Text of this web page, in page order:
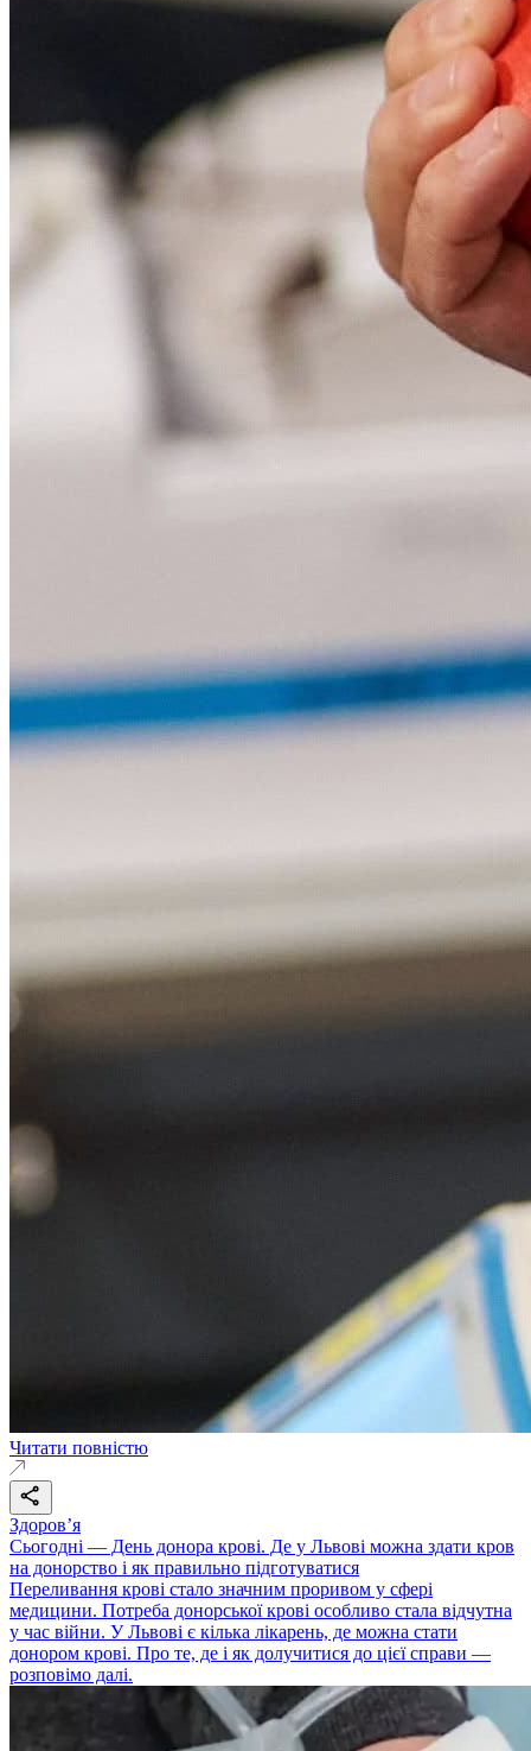
Читати повністю
Здоровʼя
Сьогодні — День донора крові. Де у Львові можна здати кров
на донорство і як правильно підготуватися
Переливання крові стало значним проривом у сфері
медицини. Потреба донорської крові особливо стала відчутна
у час війни. У Львові є кілька лікарень, де можна стати
донором крові. Про те, де і як долучитися до цієї справи —
розповімо далі.